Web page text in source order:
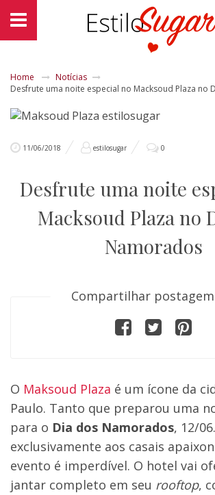
Home
Notícias
Desfrute uma noite especial no Macksoud Plaza no
11/06/2018 estilosugar 0
Desfrute uma noite
Macksoud Plaza no
Namorados
Compartilhar
O Maksoud Plaza é um ícone da
Paulo. Tanto que preparou uma
para o Dia dos Namorados, 12/
exclusivamente aos casais
evento é imperdível. O hotel vai
jantar completo em seu rooftop,